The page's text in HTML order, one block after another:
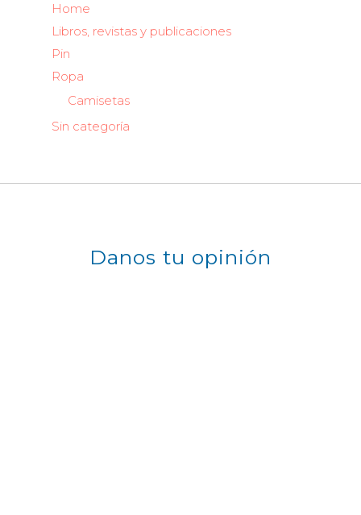
Home
Libros, revistas y publicaciones
Pin
Ropa
Camisetas
Sin categoría
Danos tu opinión